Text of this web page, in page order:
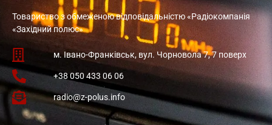
Товариство з обмеженою відповідальністю «Радіокомпанія
«Західний полюс»
м. Івано-Франківськ, вул. Чорновола 7, 7 поверх
+38 050 433 06 06
radio@z-polus.info